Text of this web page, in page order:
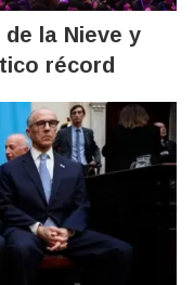
la Nieve y
récord